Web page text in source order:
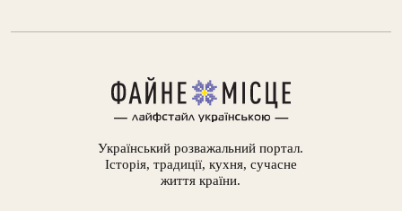
Український розважальний портал.
Історія, традиції, кухня, сучасне
життя країни.